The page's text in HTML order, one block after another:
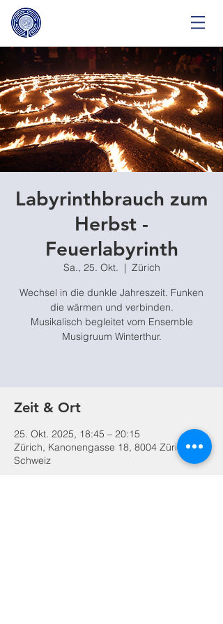
Labyrinthbrauch zum
Herbst -
Feuerlabyrinth
Sa., 25. Okt.
  |
Zürich
Wechsel in die dunkle Jahreszeit. Funken
die wärmen und verbinden.
Musikalisch begleitet vom Ensemble
Musigruum Winterthur.
Zeit & Ort
25. Okt. 2025, 18:45 – 20:15
Zürich, Kanonengasse 18, 8004 Zürich,
Schweiz